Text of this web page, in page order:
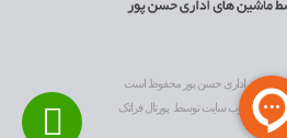
های اداری حسن پور محفوظ است
بهینه سازی وب سایتتوسط پورتال فراتک